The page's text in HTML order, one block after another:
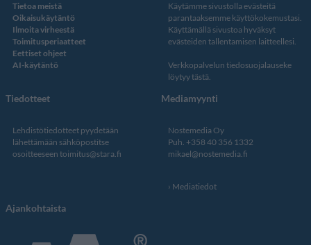
Tietoa meistä
Oikaisukäytäntö
Ilmoita virheestä
Toimitusperiaatteet
Eettiset ohjeet
AI-käytäntö
Käytämme sivustolla evästeitä
parantaaksemme käyttökokemustasi.
Käyttämällä sivustoa hyväksyt
evästeiden tallentamisen laitteellesi.
Verkkopalvelun tiedosuojalauseke
löytyy tästä.
Tiedotteet
Lehdistötiedotteet pyydetään
lähettämään sähköpostitse
osoitteeseen toimitus@stara.fi
Mediamyynti
Nostemedia Oy
Puh. +358 40 356 1332
mikael@nostemedia.fi
Mediatiedot
Ajankohtaista